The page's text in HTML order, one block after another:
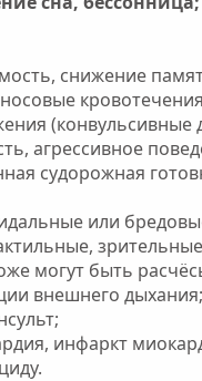
снижение
(конвульсивные
агрессивное
судорожная
или
могут быть
внешнего дыхания;
инфаркт